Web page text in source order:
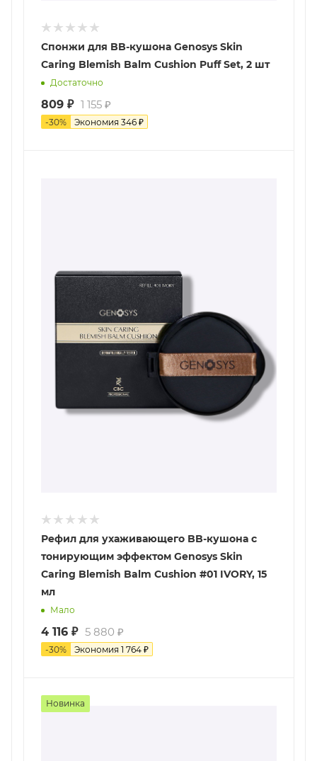
Спонжи для BB-кушона Genosys Skin
Сaring Blemish Balm Cushion Puff Set, 2 шт
Достаточно
809 ₽ 1 155 ₽
-30% Экономия 346 ₽
Рефил для ухаживающего BB-кушона с
тонирующим эффектом Genosys Skin
Сaring Blemish Balm Cushion #01 IVORY, 15
мл
Мало
4 116 ₽ 5 880 ₽
-30% Экономия 1 764 ₽
Новинка